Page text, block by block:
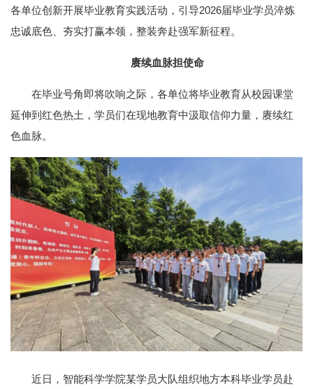
各单位创新开展毕业教育实践活动，引导2026届毕业学员淬炼
忠诚底色、夯实打赢本领，整装奔赴强军新征程。
赓续血脉担使命
在毕业号角即将吹响之际，各单位将毕业教育从校园课堂
延伸到红色热土，学员们在现地教育中汲取信仰力量，赓续红
色血脉。
近日，智能科学学院某学员大队组织地方本科毕业学员赴